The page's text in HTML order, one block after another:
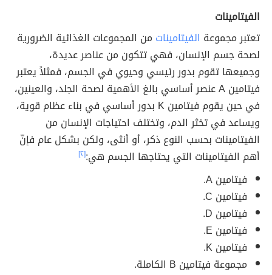
الفيتامينات
تعتبر مجموعة الفيتامينات من المجموعات الغذائية الضرورية
لصحة جسم الإنسان، فهي تتكون من عناصر عديدة،
وجميعها تقوم بدور رئيسي وحيوي في الجسم، فمثلاً يعتبر
فيتامين A عنصر أساسي بالغ الأهمية لصحة الجلد، والعينين،
في حين يقوم فيتامين K بدور أساسي في بناء عظام قوية،
ويساعد في تخثر الدم، وتختلف احتياجات الإنسان من
الفيتامينات بحسب النوع ذكر، أو أنثى، ولكن بشكل عام فإنّ
أهم الفيتامينات التي يحتاجها الجسم هي:[٢]
فيتامين A.
فيتامين C.
فيتامين D.
فيتامين E.
فيتامين K.
مجموعة فيتامين B الكاملة.